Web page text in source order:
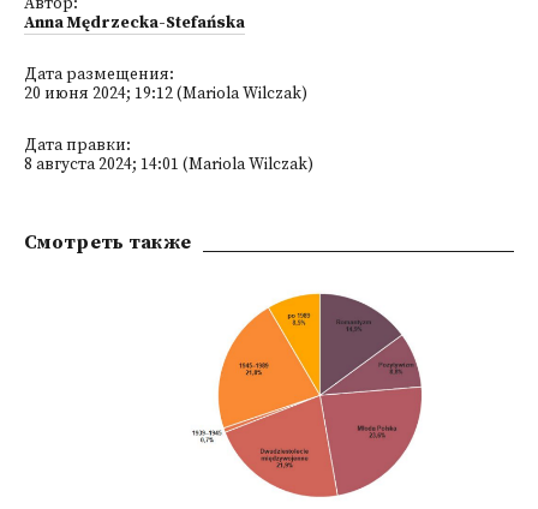
Anna Mędrzecka-Stefańska
Дата размещения:
20 июня 2024; 19:12 (Mariola Wilczak)
Дата правки:
8 августа 2024; 14:01 (Mariola Wilczak)
Смотреть также